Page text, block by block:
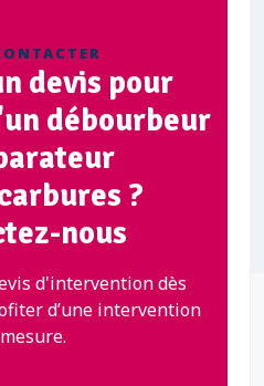
devis pour
débourbeur
?
nous
d'intervention dès
d’une intervention